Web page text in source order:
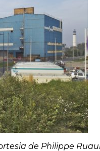
de Philippe